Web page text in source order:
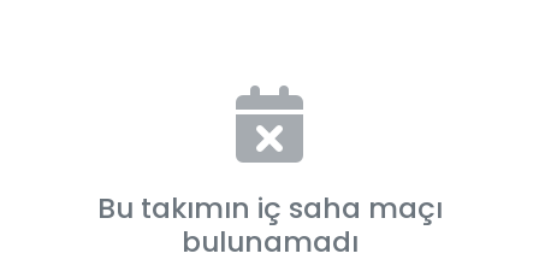
Bu takımın iç saha maçı
bulunamadı